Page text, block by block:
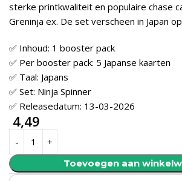
sterke printkwaliteit en populaire chase
Greninja ex. De set verscheen in Japan
✅ Inhoud: 1 booster pack
✅ Per booster pack: 5 Japanse kaarten
✅ Taal: Japans
✅ Set: Ninja Spinner
✅ Releasedatum: 13-03-2026
4,49
Toevoegen aan